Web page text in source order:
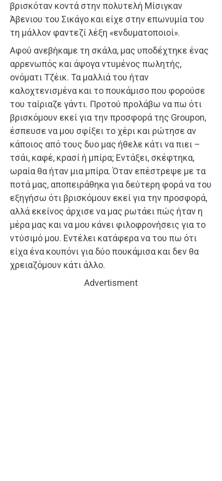
βρισκόταν κοντά στην πολυτελή Μίσιγκαν
Άβενιου του Σικάγο και είχε στην επωνυμία του
τη μάλλον φαντεζί λέξη «ενδυματοποιοί».
Αφού ανεβήκαμε τη σκάλα, μας υποδέχτηκε ένας
αρρε­νωπός και άψογα ντυμένος πωλητής,
ονόματι Τζέικ. Τα μαλλιά του ήταν
καλοχτενισμένα και το πουκάμισο που φορούσε
του ταίριαζε γάντι. Προτού προλάβω να πω ότι
βρισκόμουν εκεί για την προσφορά της Groupon,
έσπευσε να μου σφίξει το χέρι και ρώτησε αν
κάποιος από τους δυο μας ήθελε κάτι να πιει –
τσάι, καφέ, κρασί ή μπίρα; Εντάξει, σκέφτηκα,
ωραία θα ήταν μια μπίρα. Όταν επέστρεψε με τα
ποτά μας, αποπειράθηκα για δεύτερη φορά να του
εξηγήσω ότι βρισκόμουν εκεί για την προσφορά,
αλλά εκείνος άρχισε να μας ρωτάει πώς ήταν η
μέρα μας και να μου κάνει φιλοφρονήσεις για το
ντύσιμό μου. Εντέλει κατάφερα να του πω ότι
είχα ένα κουπόνι για δύο πουκάμισα και δεν θα
χρειαζόμουν κάτι άλλο.
Advertisment